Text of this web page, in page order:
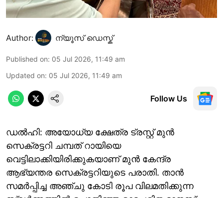
Author: ന്യൂസ് ഡെസ്ക്
Published on: 05 Jul 2026, 11:49 am
Updated on: 05 Jul 2026, 11:49 am
Follow Us
ഡൽഹി: അയോധ്യ ക്ഷേത്ര ട്രസ്റ്റ് മുൻ
സെക്രട്ടറി ചമ്പത് റായിയെ
വെട്ടിലാക്കിയിരിക്കുകയാണ് മുൻ കേന്ദ്ര
ആഭ്യന്തര സെക്രട്ടറിയുടെ പരാതി. താൻ
സമർപ്പിച്ച അഞ്ചു കോടി രൂപ വിലമതിക്കുന്ന